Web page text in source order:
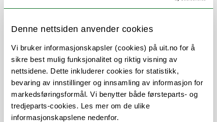
Denne nettsiden anvender cookies
Vi bruker informasjonskapsler (cookies) på uit.no for å
sikre best mulig funksjonalitet og riktig visning av
nettsidene. Dette inkluderer cookies for statistikk,
bevaring av innstillinger og innsamling av informasjon for
markedsføringsformål. Vi benytter både førsteparts- og
tredjeparts-cookies. Les mer om de ulike
informasjonskapslene nedenfor.
Om
Forskning og undervisning
Publikasjoner
Andre publikasjoner